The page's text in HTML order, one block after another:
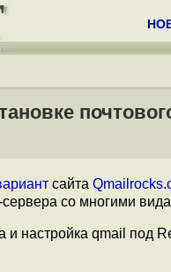
сайта
со многими
и настройка qmail под